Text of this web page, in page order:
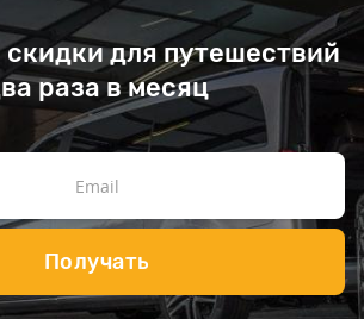
для путешествий
раза в месяц
Получать